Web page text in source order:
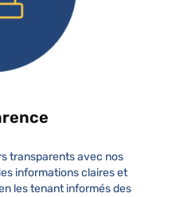
transparents avec nos
informations claires et
les tenant informés des